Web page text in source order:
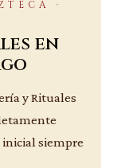
·
en
y Rituales
siempre